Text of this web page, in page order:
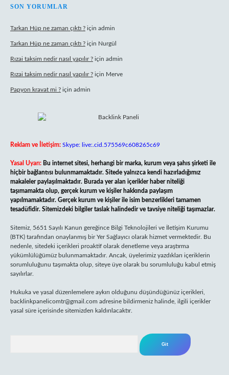
SON YORUMLAR
Tarkan Hüp ne zaman çıktı ? için admin
Tarkan Hüp ne zaman çıktı ? için Nurgül
Rızai taksim nedir nasıl yapılır ? için admin
Rızai taksim nedir nasıl yapılır ? için Merve
Papyon kravat mi ? için admin
Reklam ve İletişim: Skype: live:.cid.575569c608265c69
Yasal Uyarı: Bu internet sitesi, herhangi bir marka, kurum veya şahıs şirketi ile
hiçbir bağlantısı bulunmamaktadır. Sitede yalnızca kendi hazırladığımız
makaleler paylaşılmaktadır. Burada yer alan içerikler haber niteliği
taşımamakta olup, gerçek kurum ve kişiler hakkında paylaşım
yapılmamaktadır. Gerçek kurum ve kişiler ile isim benzerlikleri tamamen
tesadüfidir. Sitemizdeki bilgiler taslak halindedir ve tavsiye niteliği taşımazlar.
Sitemiz, 5651 Sayılı Kanun gereğince Bilgi Teknolojileri ve İletişim Kurumu
(BTK) tarafından onaylanmış bir Yer Sağlayıcı olarak hizmet vermektedir. Bu
nedenle, sitedeki içerikleri proaktif olarak denetleme veya araştırma
yükümlülüğümüz bulunmamaktadır. Ancak, üyelerimiz yazdıkları içeriklerin
sorumluluğunu taşımakta olup, siteye üye olarak bu sorumluluğu kabul etmiş
sayılırlar.
Hukuka ve yasal düzenlemelere aykırı olduğunu düşündüğünüz içerikleri,
backlinkpanelicomtr@gmail.com adresine bildirmeniz halinde, ilgili içerikler
yasal süre içerisinde sitemizden kaldırılacaktır.